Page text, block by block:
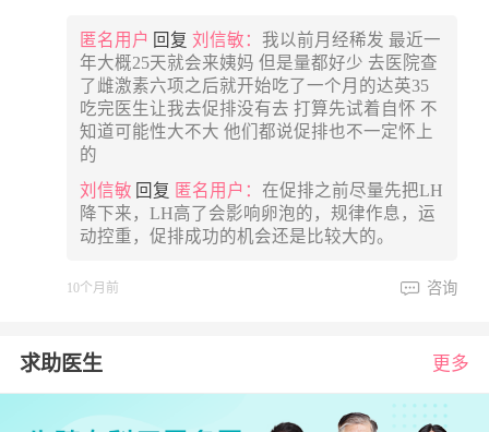
匿名用户 回复 刘信敏： 我以前月经稀发 最近一
年大概25天就会来姨妈 但是量都好少 去医院查
了雌激素六项之后就开始吃了一个月的达英35
吃完医生让我去促排没有去 打算先试着自怀 不
知道可能性大不大 他们都说促排也不一定怀上
的
刘信敏 回复 匿名用户： 在促排之前尽量先把LH
降下来，LH高了会影响卵泡的，规律作息，运
动控重，促排成功的机会还是比较大的。
10个月前 咨询
求助医生 更多